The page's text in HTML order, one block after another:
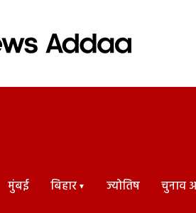
मुंबई बिहार ज्योतिष चुनाव